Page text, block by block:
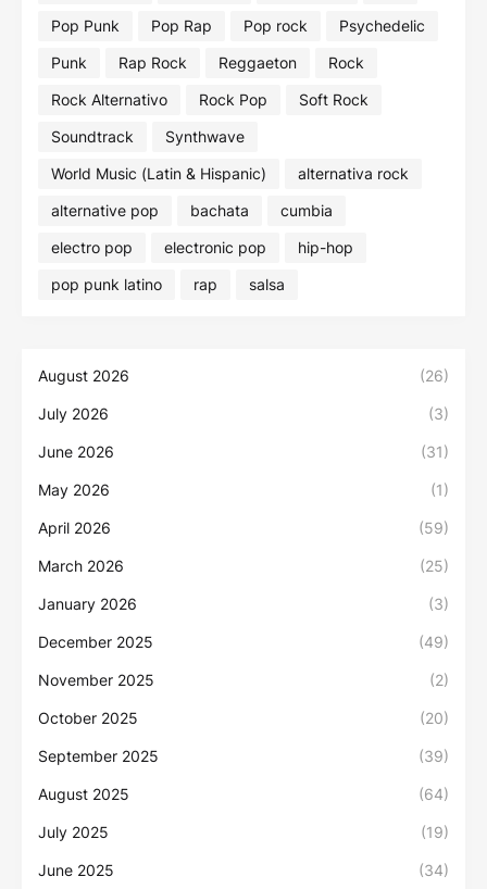
Pop Punk
Pop Rap Pop rock
Psychedelic
Punk
Rap Rock Reggaeton
Rock
Rock Alternativo
Rock Pop
Soft Rock
Soundtrack
Synthwave
World Music (Latin & Hispanic)
alternativa rock
alternative pop
bachata
cumbia
electro pop
electronic pop
hip-hop
pop punk latino
rap salsa
August 2026 (26)
July 2026 (3)
June 2026 (31)
May 2026 (1)
April 2026 (59)
March 2026 (25)
January 2026 (3)
December 2025 (49)
November 2025 (2)
October 2025 (20)
September 2025 (39)
August 2025 (64)
July 2025 (19)
June 2025 (34)